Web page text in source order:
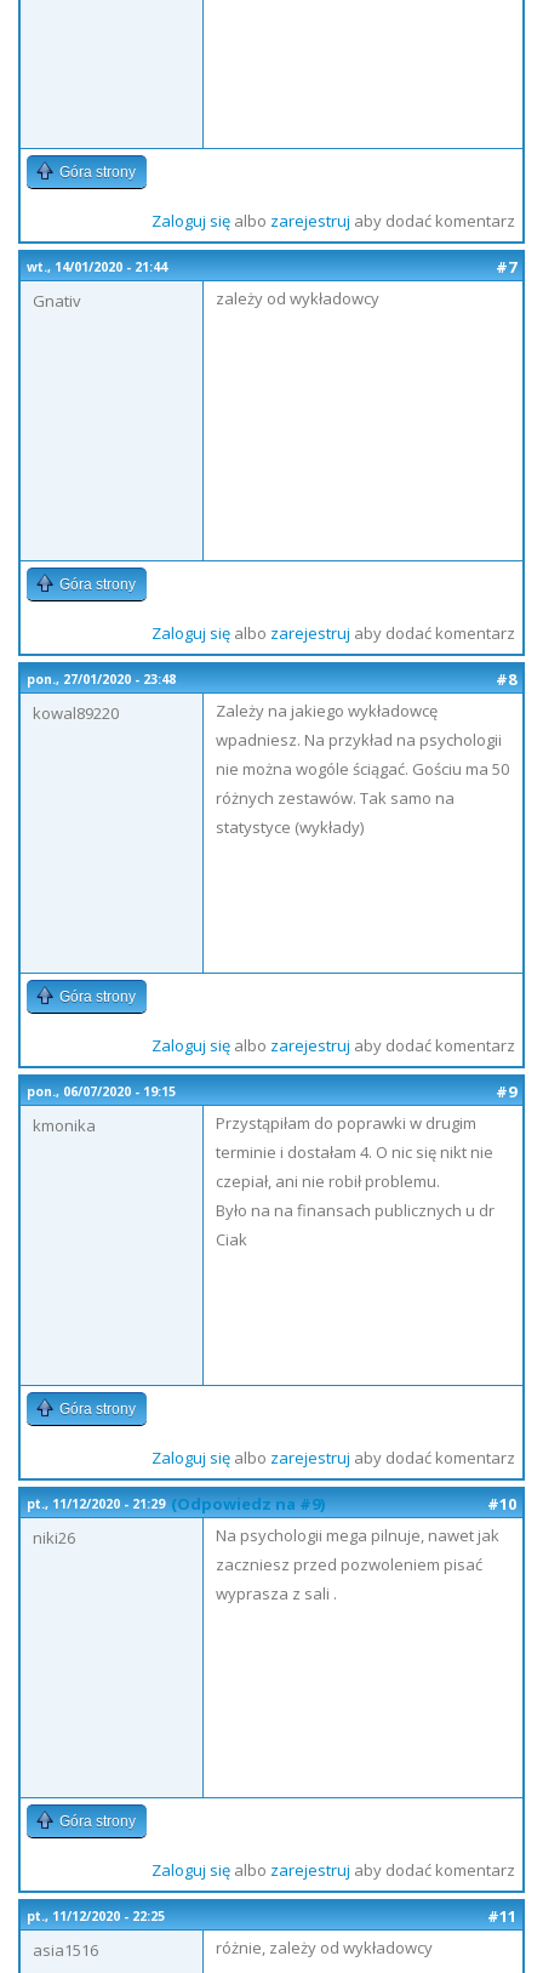
Góra strony
Zaloguj sięalbo zarejestruj aby dodać komentarz
wt., 14/01/2020 - 21:44
#7
Gnativ
zależy od wykładowcy
Góra strony
Zaloguj sięalbo zarejestruj aby dodać komentarz
pon., 27/01/2020 - 23:48
#8
kowal89220
Zależy na jakiego wykładowcę
wpadniesz. Na przykład na psychologii
nie można wogóle ściągać. Gościu ma 50
różnych zestawów. Tak samo na
statystyce (wykłady)
Góra strony
Zaloguj sięalbo zarejestruj aby dodać komentarz
pon., 06/07/2020 - 19:15
#9
kmonika
Przystąpiłam do poprawki w drugim
terminie i dostałam 4. O nic się nikt nie
czepiał, ani nie robił problemu.
Było na na finansach publicznych u dr
Ciak
Góra strony
Zaloguj sięalbo zarejestruj aby dodać komentarz
pt., 11/12/2020 - 21:29 (Odpowiedz na #9)
#10
niki26
Na psychologii mega pilnuje, nawet jak
zaczniesz przed pozwoleniem pisać
wyprasza z sali .
Góra strony
Zaloguj sięalbo zarejestruj aby dodać komentarz
pt., 11/12/2020 - 22:25
#11
asia1516
różnie, zależy od wykładowcy